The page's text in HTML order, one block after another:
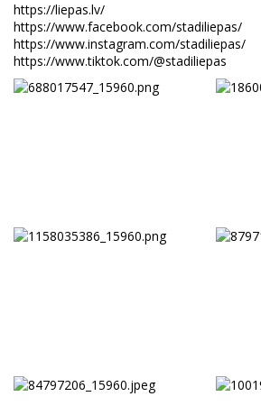
https://liepas.lv/
https://www.facebook.com/stadiliepas/
https://www.instagram.com/stadiliepas/
https://www.tiktok.com/@stadiliepas